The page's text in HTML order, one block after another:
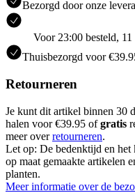
Bezorgd door onze
Voor 23:00 besteld,
Thuisbezorgd voor
Retourneren
Je kunt dit artikel binnen 30
halen voor €39.95 ofgratis
meer overretourneren.
Let op: De bedenktijd en het
op maat gemaakte artikelen
planten.
Meer informatie over de